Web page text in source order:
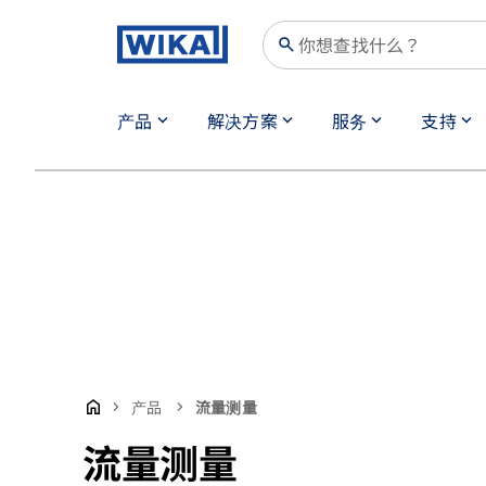
search
产品 keyboard_arrow_down 解决方案keyboard_arrow_down 服务 keyboard_arrow_down 支持keyboard_arrow_down
产品 流量测量
流量测量